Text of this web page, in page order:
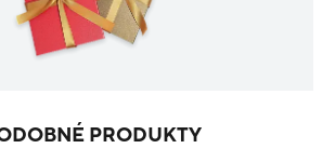
PRODUKTY